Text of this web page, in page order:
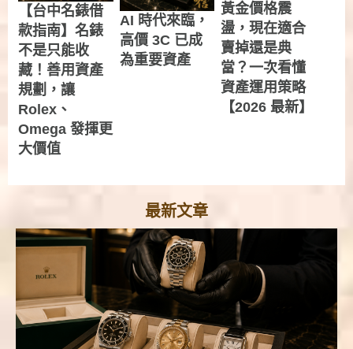
【台中名錶借
款指南】名錶
不是只能收
藏！善用資產
規劃，讓
Rolex、
Omega 發揮更
大價值
AI 時代來臨，
高價 3C 已成
為重要資產
黃金價格震
盪，現在適合
賣掉還是典
當？一次看懂
資產運用策略
【2026 最新】
最新文章